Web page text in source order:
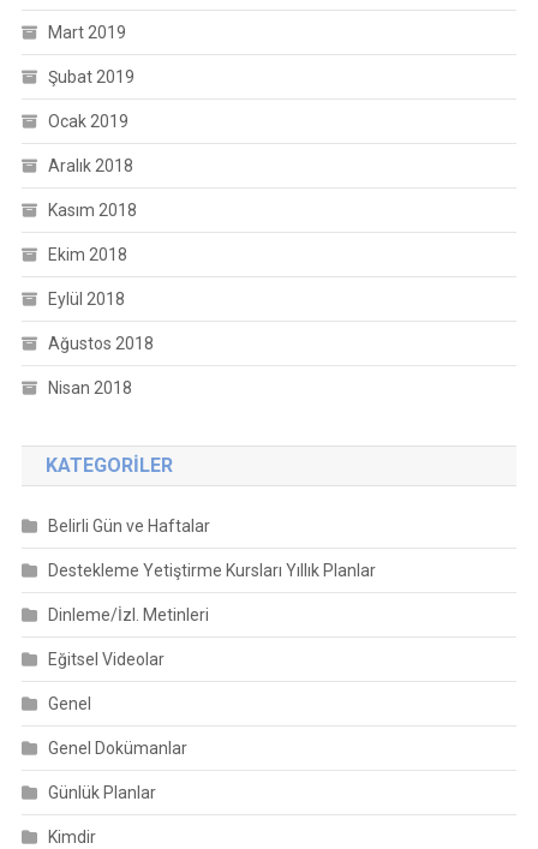
Mart 2019
Şubat 2019
Ocak 2019
Aralık 2018
Kasım 2018
Ekim 2018
Eylül 2018
Ağustos 2018
Nisan 2018
KATEGORILER
Belirli Gün ve Haftalar
Destekleme Yetiştirme Kursları Yıllık Planlar
Dinleme/İzl. Metinleri
Eğitsel Videolar
Genel
Genel Dokümanlar
Günlük Planlar
Kimdir